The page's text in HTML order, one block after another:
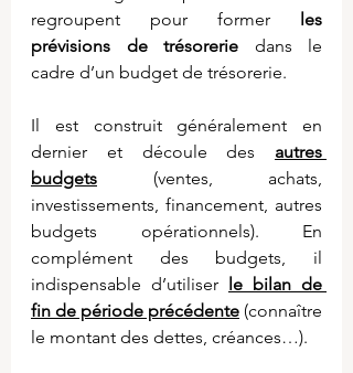
regroupent pour former
les
prévisions de trésorerie dans le
cadre d’un budget de trésorerie.
Il est construit généralement en
dernier et découle des autres
budgets (ventes, achats,
investissements, financement, autres
budgets opérationnels). En
complément des budgets, il
indispensable d’utiliser
le bilan de
fin de période précédente (connaître
le montant des dettes, créances…).